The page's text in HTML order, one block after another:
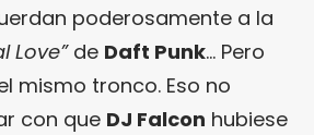
poderosamente a la
Love”de Daft Punk… Pero
mismo tronco. Eso no
con que DJ Falcon hubiese